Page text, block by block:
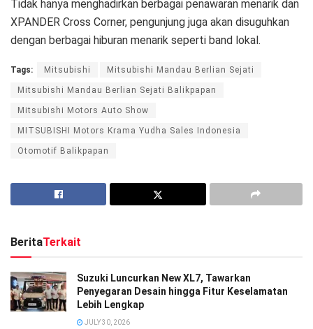
Tidak hanya menghadirkan berbagai penawaran menarik dan
XPANDER Cross Corner, pengunjung juga akan disuguhkan
dengan berbagai hiburan menarik seperti band lokal.
Tags: Mitsubishi Mitsubishi Mandau Berlian Sejati
Mitsubishi Mandau Berlian Sejati Balikpapan
Mitsubishi Motors Auto Show
MITSUBISHI Motors Krama Yudha Sales Indonesia
Otomotif Balikpapan
BeritaTerkait
Suzuki Luncurkan New XL7, Tawarkan
Penyegaran Desain hingga Fitur Keselamatan
Lebih Lengkap
JULY 30, 2026